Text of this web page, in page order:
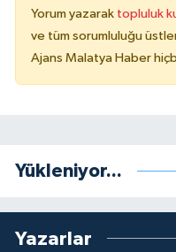
Yorum yazarak topluluk
ve tüm sorumluluğu
Ajans Malatya Haber
Yükleniyor...
Yazarlar